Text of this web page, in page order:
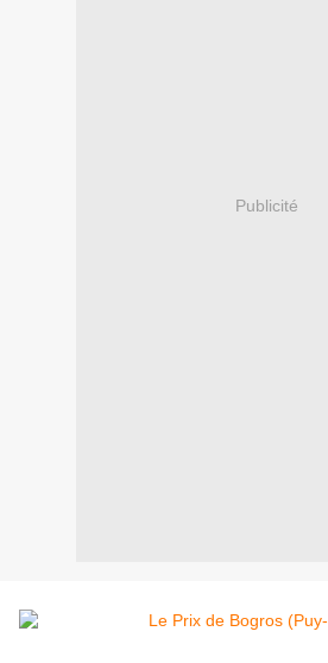
Publicité